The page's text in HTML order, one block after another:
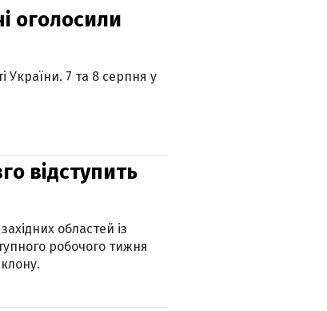
оголосили
України. 7 та 8 серпня у
відступить
областей із
робочого тижня